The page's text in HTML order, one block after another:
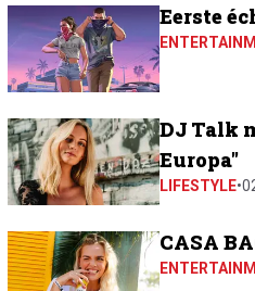
Eerste
DJ Talk
Europa"
LIFESTYLE•
CASA